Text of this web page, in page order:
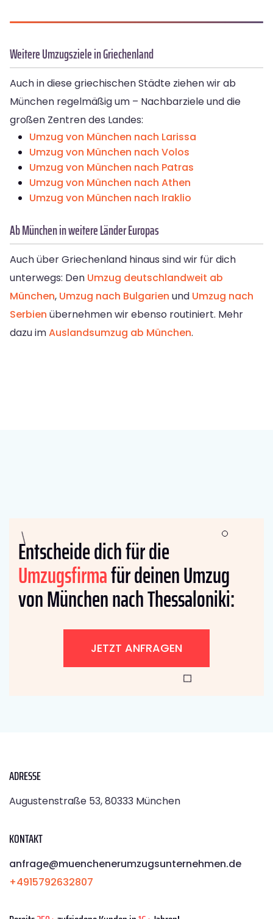
Weitere Umzugsziele in Griechenland
Auch in diese griechischen Städte ziehen wir ab
München regelmäßig um – Nachbarziele und die
großen Zentren des Landes:
Umzug von München nach Larissa
Umzug von München nach Volos
Umzug von München nach Patras
Umzug von München nach Athen
Umzug von München nach Iraklio
Ab München in weitere Länder Europas
Auch über Griechenland hinaus sind wir für dich
unterwegs: Den Umzug deutschlandweit ab
München, Umzug nach Bulgarien und Umzug nach
Serbien übernehmen wir ebenso routiniert. Mehr
dazu imAuslandsumzug ab München.
Entscheide dich für die
Umzugsfirmafür deinen Umzug
von München nach Thessaloniki:
JETZT ANFRAGEN
ADRESSE
Augustenstraße 53, 80333 München
KONTAKT
anfrage@muenchenerumzugsunternehmen.de
+4915792632807